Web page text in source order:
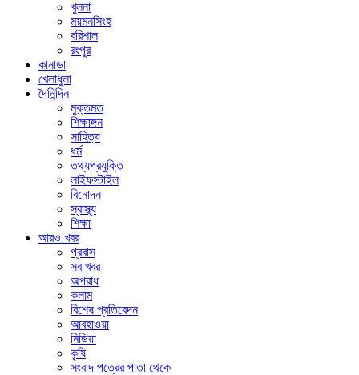
খুলনা
ময়মনসিংহ
বরিশাল
রংপুর
কানাডা
খেলাধুলা
দৈনিন্দিন
মুক্তমত
শিক্ষাঙ্গন
সাহিত্য
ধর্ম
তথ্যপ্রযুক্তি
লাইফস্টাইল
বিনোদন
স্বাস্থ্য
শিক্ষা
আরও খবর
প্রবাস
সব খবর
অপরাধ
কলাম
বিশেষ প্রতিবেদন
আবহাওয়া
মিডিয়া
কৃষি
সংবাদ পত্রের পাতা থেকে